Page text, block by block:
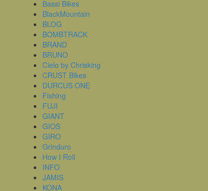
Bassi Bikes
BlackMountain
BLOG
BOMBTRACK
BRAND
BRUNO
Cielo by Chrisking
CRUST Bikes
DURCUS ONE
Fishing
FUJI
GIANT
GIOS
GIRO
Grinduro
How I Roll
INFO
JAMIS
KONA